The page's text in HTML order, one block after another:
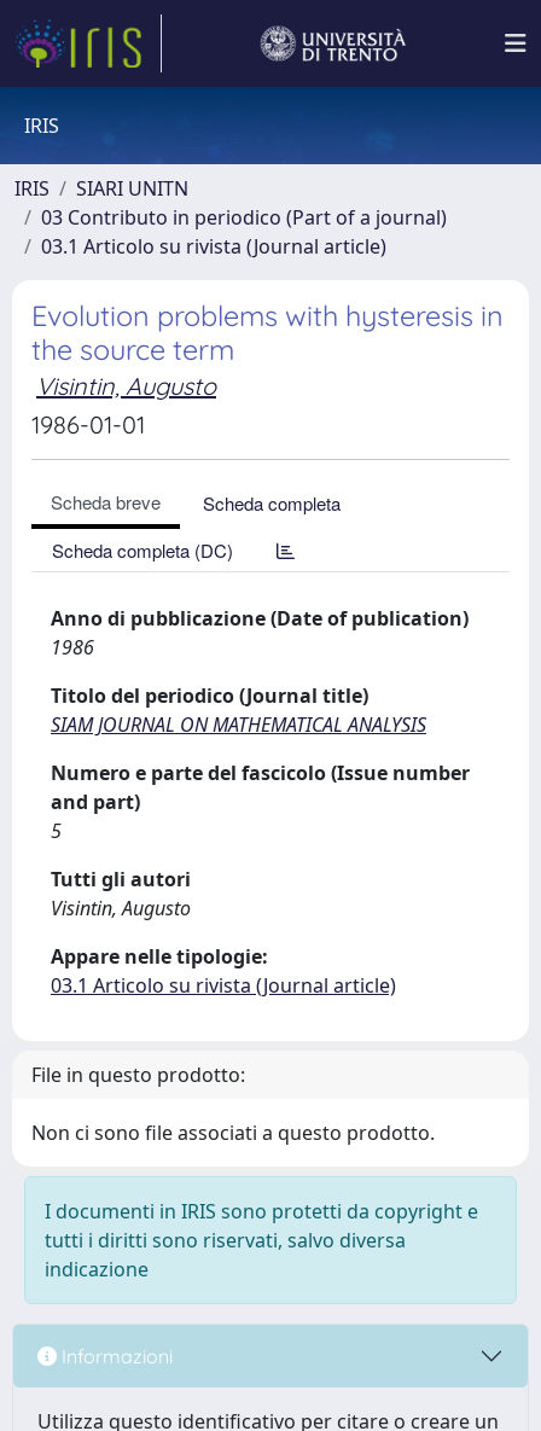
IRIS
IRIS
SIARI UNITN
03 Contributo in periodico (Part of a journal)
03.1 Articolo su rivista (Journal article)
Evolution problems with hysteresis in
the source term
Visintin, Augusto
1986-01-01
Scheda breve
Scheda completa
Scheda completa (DC)
Anno di pubblicazione (Date of publication)
1986
Titolo del periodico (Journal title)
SIAM JOURNAL ON MATHEMATICAL ANALYSIS
Numero e parte del fascicolo (Issue number
and part)
5
Tutti gli autori
Visintin, Augusto
Appare nelle tipologie:
03.1 Articolo su rivista (Journal article)
File in questo prodotto:
Non ci sono file associati a questo prodotto.
I documenti in IRIS sono protetti da copyright e
tutti i diritti sono riservati, salvo diversa
indicazione
Informazioni
Utilizza questo identificativo per citare o creare un